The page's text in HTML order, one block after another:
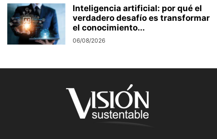
Inteligencia artificial: por qué el
verdadero desafío es transformar
el conocimiento...
06/08/2026